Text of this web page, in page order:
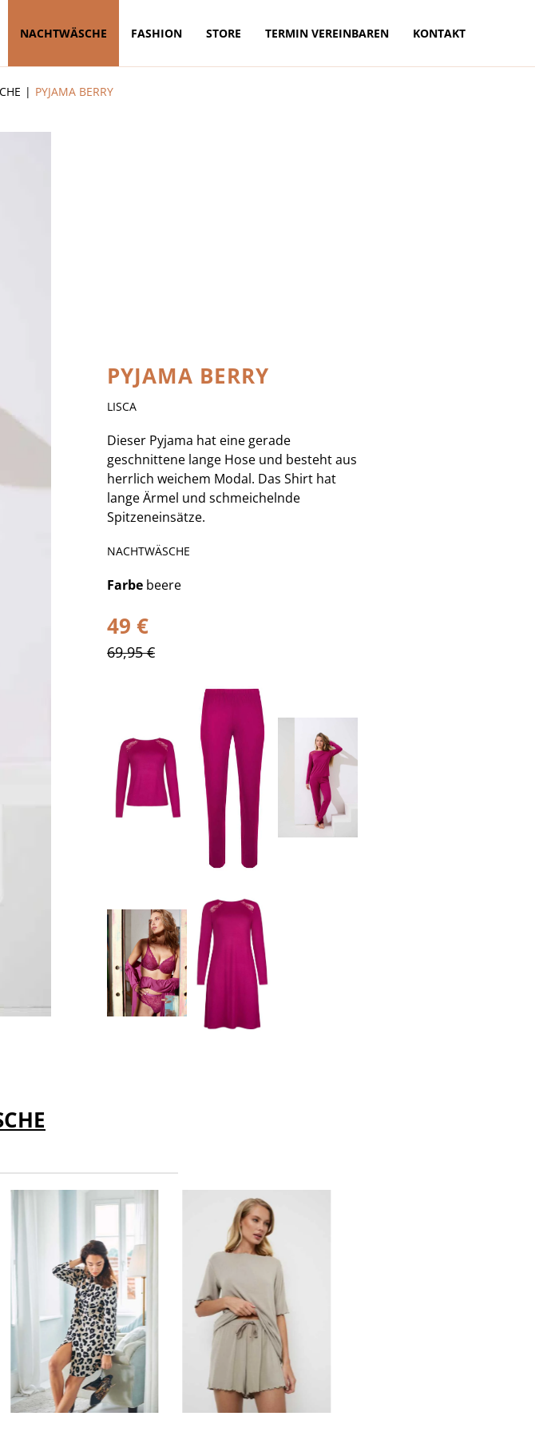
NACHTWÄSCHE FASHION STORE TERMIN VEREINBAREN KONTAKT
PYJAMA BERRY
PYJAMA BERRY
LISCA
Dieser Pyjama hat eine gerade
geschnittene lange Hose und besteht aus
herrlich weichem Modal. Das Shirt hat
lange Ärmel und schmeichelnde
Spitzeneinsätze.
NACHTWÄSCHE
Farbe beere
49 €
69,95 €